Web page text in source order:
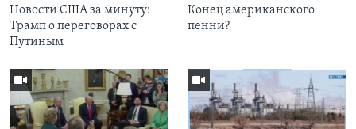
Новости США за минуту:
Трамп о переговорах с
Путиным
Конец американского
пенни?